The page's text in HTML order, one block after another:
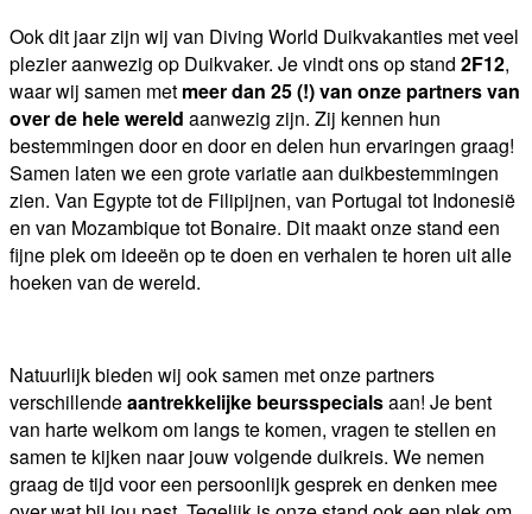
Ook dit jaar zijn wij van Diving World Duikvakanties met veel
plezier aanwezig op Duikvaker. Je vindt ons op stand 2F12,
waar wij samen met meer dan 25 (!) van onze partners van
over de hele wereld aanwezig zijn. Zij kennen hun
bestemmingen door en door en delen hun ervaringen graag!
Samen laten we een grote variatie aan duikbestemmingen
zien. Van Egypte tot de Filipijnen, van Portugal tot Indonesië
en van Mozambique tot Bonaire. Dit maakt onze stand een
fijne plek om ideeën op te doen en verhalen te horen uit alle
hoeken van de wereld.
Natuurlijk bieden wij ook samen met onze partners
verschillendeaantrekkelijke beursspecialsaan! Je bent
van harte welkom om langs te komen, vragen te stellen en
samen te kijken naar jouw volgende duikreis. We nemen
graag de tijd voor een persoonlijk gesprek en denken mee